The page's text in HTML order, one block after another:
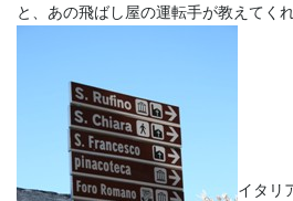
と、あの飛ばし屋の運転手が教えてくれ
イタリ